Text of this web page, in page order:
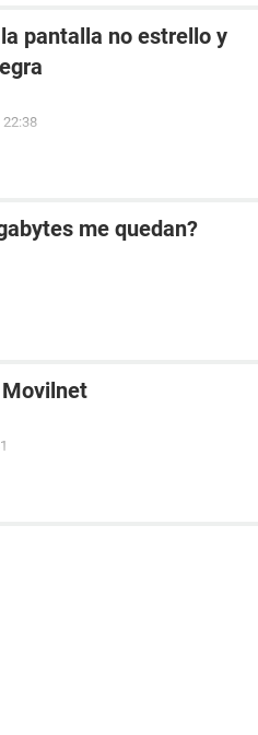
pantalla no estrello y
22:38
me quedan?